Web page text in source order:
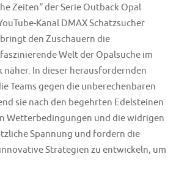
Zeiten“ der Serie Outback Opal
Kanal DMAX Schatzsucher
den Zuschauern die
Welt der Opalsuche im
In dieser herausfordernden
Teams gegen die unberechenbaren
sie nach den begehrten Edelsteinen
Wetterbedingungen und die widrigen
Spannung und fordern die
Strategien zu entwickeln, um